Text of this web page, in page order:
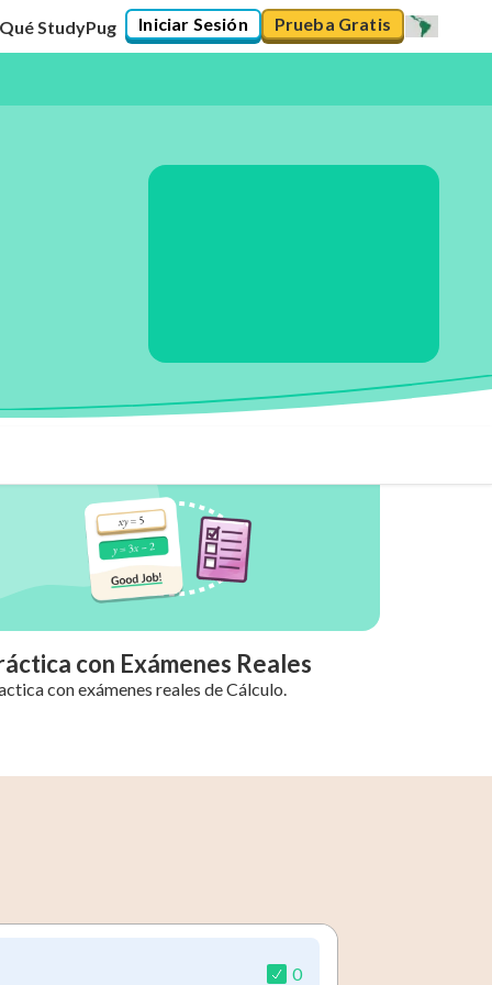
StudyPug Iniciar Sesión Prueba Gratis
con Exámenes Reales
con exámenes reales de Cálculo.
0